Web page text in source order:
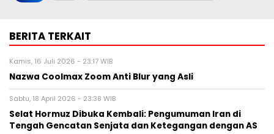
BERITA TERKAIT
Kamis, 16 Juli 2026 - 23:17 WIB
Nazwa Coolmax Zoom Anti Blur yang Asli
Sabtu, 18 April 2026 - 23:38 WIB
Selat Hormuz Dibuka Kembali: Pengumuman Iran di
Tengah Gencatan Senjata dan Ketegangan dengan AS